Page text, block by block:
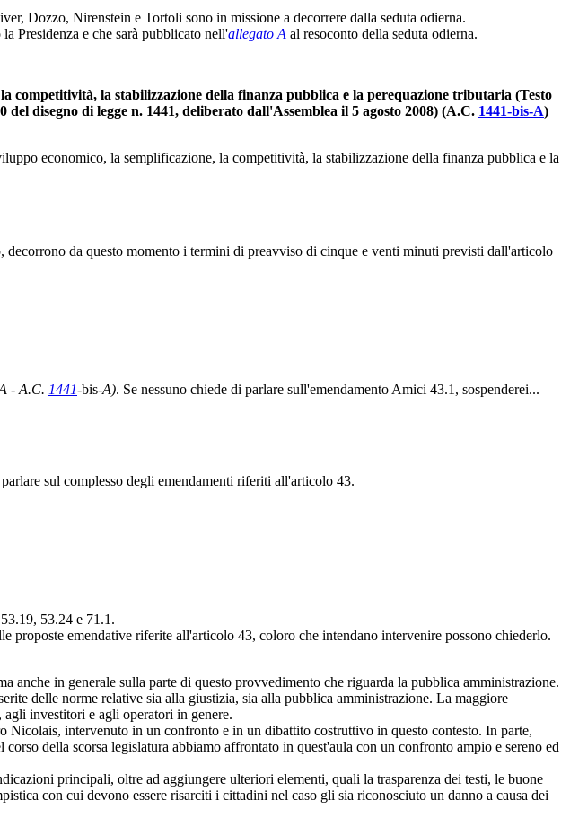
Dozzo, Nirenstein e Tortoli sono in missione a decorrere dalla seduta odierna.
Presidenza e che sarà pubblicato nell'allegato A al resoconto della seduta odierna.
competitività, la stabilizzazione della finanza pubblica e la perequazione tributaria (Testo
disegno di legge n. 1441, deliberato dall'Assemblea il 5 agosto 2008) (A.C. 1441-bis-A)
economico, la semplificazione, la competitività, la stabilizzazione della finanza pubblica e la
da questo momento i termini di preavviso di cinque e venti minuti previsti dall'articolo
- A.C. 1441-bis-A). Se nessuno chiede di parlare sull'emendamento Amici 43.1, sospenderei...
sul complesso degli emendamenti riferiti all'articolo 43.
53.24 e 71.1.
proposte emendative riferite all'articolo 43, coloro che intendano intervenire possono chiederlo.
anche in generale sulla parte di questo provvedimento che riguarda la pubblica amministrazione.
delle norme relative sia alla giustizia, sia alla pubblica amministrazione. La maggiore
investitori e agli operatori in genere.
intervenuto in un confronto e in un dibattito costruttivo in questo contesto. In parte,
della scorsa legislatura abbiamo affrontato in quest'aula con un confronto ampio e sereno ed
principali, oltre ad aggiungere ulteriori elementi, quali la trasparenza dei testi, le buone
con cui devono essere risarciti i cittadini nel caso gli sia riconosciuto un danno a causa dei